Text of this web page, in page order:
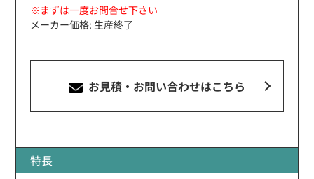
※まずは一度お問合せ下さい
メーカー価格: 生産終了
お見積・お問い合わせはこちら
特長